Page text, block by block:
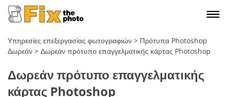
Υπηρεσίες επεξεργασίας φωτογραφιών > Πρότυπα Photoshop
Δωρεάν > Δωρεάν πρότυπο επαγγελματικής κάρτας Photoshop
Δωρεάν πρότυπο επαγγελματικής
κάρτας Photoshop